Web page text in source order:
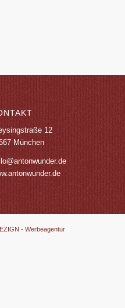
12
München
- Werbeagentur